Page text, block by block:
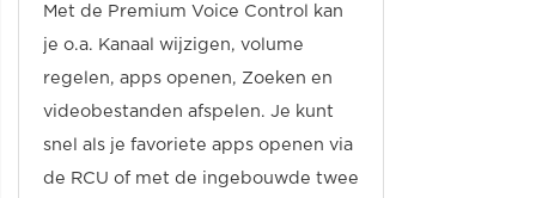
Met de Premium Voice Control kan
je o.a. Kanaal wijzigen, volume
regelen, apps openen, Zoeken en
videobestanden afspelen. Je kunt
snel als je favoriete apps openen via
de RCU of met de ingebouwde twee